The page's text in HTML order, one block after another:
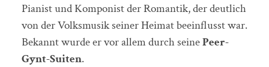
Pianist und Komponist der Romantik, der deutlich
von der Volksmusik seiner Heimat beeinflusst war.
Bekannt wurde er vor allem durch seinePeer-
Gynt-Suiten.